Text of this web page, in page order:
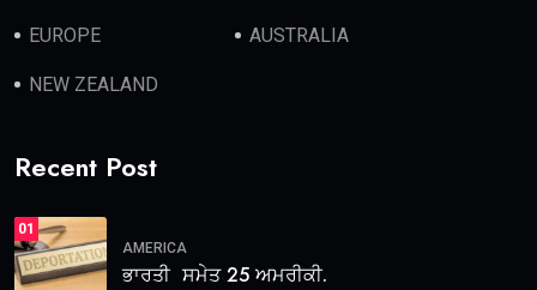
EUROPE AUSTRALIA
NEW ZEALAND
Recent Post
01
AMERICA
ਭਾਰਤੀ ਸਮੇਤ 25 ਅਮਰੀਕੀ.